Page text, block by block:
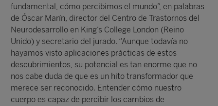
fundamental, cómo percibimos el mundo”, en palabras
de Óscar Marín, director del Centro de Trastornos del
Neurodesarrollo en King’s College London (Reino
Unido) y secretario del jurado. “Aunque todavía no
hayamos visto aplicaciones prácticas de estos
descubrimientos, su potencial es tan enorme que no
nos cabe duda de que es un hito transformador que
merece ser reconocido. Entender cómo nuestro
cuerpo es capaz de percibir los cambios de